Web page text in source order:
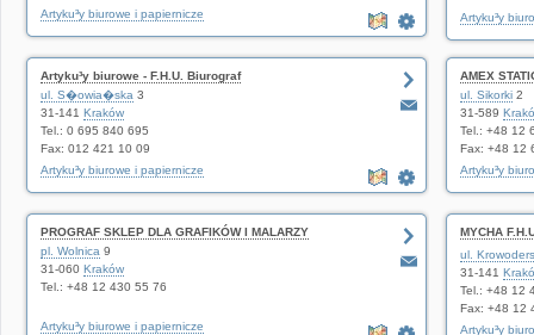
Artyku³y biurowe i papiernicze
Artyku³y
Artyku³y biurowe - F.H.U. Biurograf
ul. S�owia�ska 3
31-141 Kraków
Tel.: 0 695 840 695
Fax: 012 421 10 09
Artyku³y biurowe i papiernicze
AMEX
ul. Sikorki 2
31-589
Tel.: +48 12
Fax: +48 12
Artyku³y
PROGRAF SKLEP DLA GRAFIKÓW I MALARZY
pl. Wolnica 9
31-060 Kraków
Tel.: +48 12 430 55 76
Artyku³y biurowe i papiernicze
MYCHA
biurowymi.
ul.
31-141
Tel.: +48 12
Fax: +48 12
Artyku³y